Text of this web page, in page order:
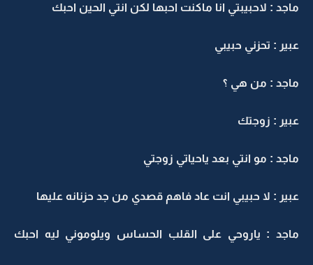
ماجد : لاحبيبتي انا ماكنت احبها لكن انتي الحين احبك
عبير : تحزني حبيبي
ماجد : من هي ؟
عبير : زوجتك
ماجد : مو انتي بعد ياحياتي زوجتي
عبير : لا حبيبي انت عاد فاهم قصدي من جد حزنانه عليها
ماجد : ياروحي على القلب الحساس ويلوموني ليه احبك